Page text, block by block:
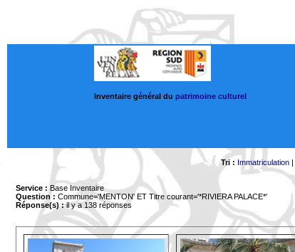
Inventaire général du patrimoine culturel
Tri : Immatriculation|
Service : Base Inventaire
Question : Commune='MENTON' ET Titre courant='*RIVIERA PALACE*'
Réponse(s) :il y a 138 réponses